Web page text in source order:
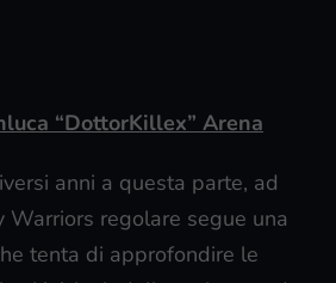
“DottorKillex” Arena
anni a questa parte, ad
Warriors regolare segue una
tenta di approfondire le